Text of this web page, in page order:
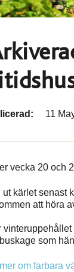
11
vecka 20 och
ut kärlet senast
att höra
som
om farbara